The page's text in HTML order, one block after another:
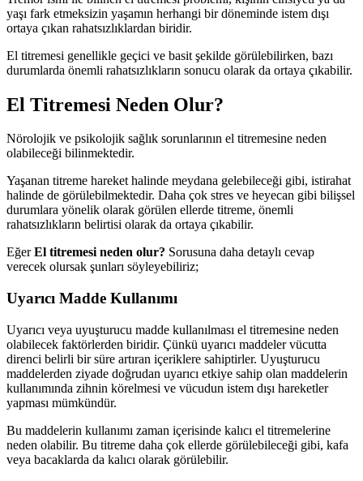
yaşı fark etmeksizin yaşamın herhangi bir döneminde istem dışı
ortaya çıkan rahatsızlıklardan biridir.
El titremesi genellikle geçici ve basit şekilde görülebilirken, bazı
durumlarda önemli rahatsızlıkların sonucu olarak da ortaya çıkabilir.
El Titremesi Neden Olur?
Nörolojik ve psikolojik sağlık sorunlarının el titremesine neden
olabileceği bilinmektedir.
Yaşanan titreme hareket halinde meydana gelebileceği gibi, istirahat
halinde de görülebilmektedir. Daha çok stres ve heyecan gibi bilişsel
durumlara yönelik olarak görülen ellerde titreme, önemli
rahatsızlıkların belirtisi olarak da ortaya çıkabilir.
EğerEl titremesi neden olur? Sorusuna daha detaylı cevap
verecek olursak şunları söyleyebiliriz;
Uyarıcı Madde Kullanımı
Uyarıcı veya uyuşturucu madde kullanılması el titremesine neden
olabilecek faktörlerden biridir. Çünkü uyarıcı maddeler vücutta
direnci belirli bir süre artıran içeriklere sahiptirler. Uyuşturucu
maddelerden ziyade doğrudan uyarıcı etkiye sahip olan maddelerin
kullanımında zihnin körelmesi ve vücudun istem dışı hareketler
yapması mümkündür.
Bu maddelerin kullanımı zaman içerisinde kalıcı el titremelerine
neden olabilir. Bu titreme daha çok ellerde görülebileceği gibi, kafa
veya bacaklarda da kalıcı olarak görülebilir.